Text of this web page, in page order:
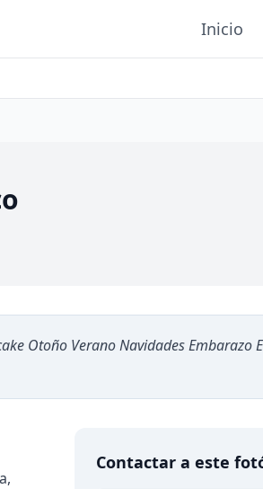
Inicio
Otoño Verano Navidades
Contactar a este